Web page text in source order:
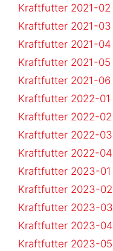
Kraftfutter 2021-02
Kraftfutter 2021-03
Kraftfutter 2021-04
Kraftfutter 2021-05
Kraftfutter 2021-06
Kraftfutter 2022-01
Kraftfutter 2022-02
Kraftfutter 2022-03
Kraftfutter 2022-04
Kraftfutter 2023-01
Kraftfutter 2023-02
Kraftfutter 2023-03
Kraftfutter 2023-04
Kraftfutter 2023-05